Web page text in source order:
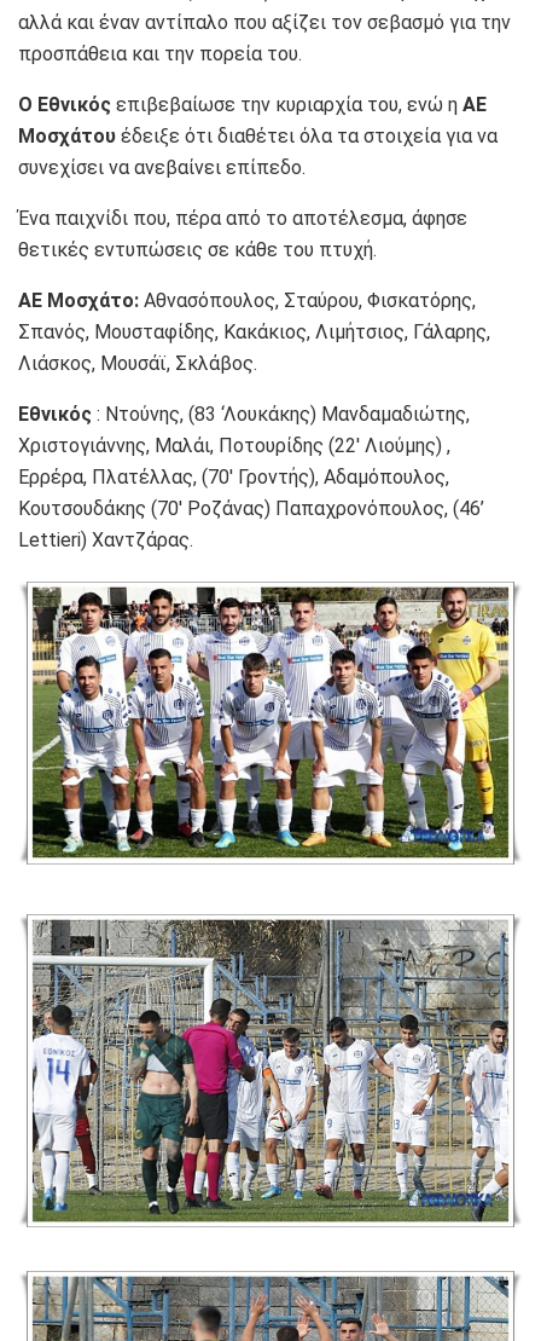
αλλά και έναν αντίπαλο που αξίζει τον σεβασμό για την
προσπάθεια και την πορεία του.
Ο Εθνικός επιβεβαίωσε την κυριαρχία του, ενώ η ΑΕ
Μοσχάτου έδειξε ότι διαθέτει όλα τα στοιχεία για να
συνεχίσει να ανεβαίνει επίπεδο.
Ένα παιχνίδι που, πέρα από το αποτέλεσμα, άφησε
θετικές εντυπώσεις σε κάθε του πτυχή.
ΑΕ Μοσχάτο: Αθνασόπουλος, Σταύρου, Φισκατόρης,
Σπανός, Μουσταφίδης, Κακάκιος, Λιμήτσιος, Γάλαρης,
Λιάσκος, Μουσάϊ, Σκλάβος.
Εθνικός : Ντούνης, (83 ‘Λουκάκης) Μανδαμαδιώτης,
Χριστογιάννης, Μαλάι, Ποτουρίδης (22′ Λιούμης) ,
Ερρέρα, Πλατέλλας, (70′ Γροντής), Αδαμόπουλος,
Κουτσουδάκης (70′ Ροζάνας) Παπαχρονόπουλος, (46’
Lettieri) Χαντζάρας.